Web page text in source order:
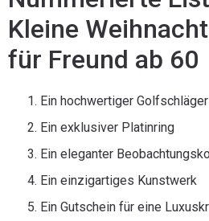
Kleine
für Freund ab 60
Ein hochwertiger
Ein exklusiver Platinring
Ein eleganter
Ein einzigartiges Kunstwerk
Ein Gutschein für eine